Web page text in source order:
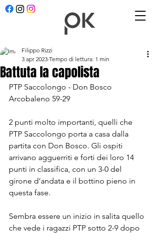
Battuta la capolista
Filippo Rizzi
3 apr 2023 Tempo di lettura: 1 min
PTP Saccolongo - Don Bosco
Arcobaleno 59-29
2 punti molto importanti, quelli che
PTP Saccolongo porta a casa dalla
partita con Don Bosco. Gli ospiti
arrivano agguerriti e forti dei loro 14
punti in classifica, con un 3-0 del
girone d’andata e il bottino pieno in
questa fase.
Sembra essere un inizio in salita quello
che vede i ragazzi PTP sotto 2-9 dopo